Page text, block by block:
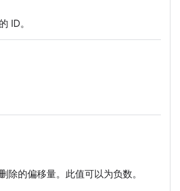
ID。
除的偏移量。此值可以为负数。